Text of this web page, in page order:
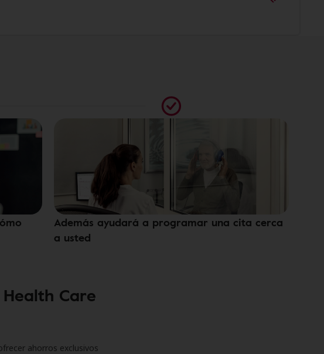
Además ayudará a programar una cita cerca
a usted
Care
ahorros exclusivos